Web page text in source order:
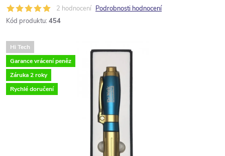
2 hodnocení Podrobnosti hodnocení
Kód produktu: 454
Hi Tech
Garance vrácení peněz
Záruka 2 roky
Rychlé doručení